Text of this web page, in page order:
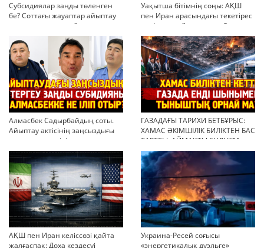
Субсидиялар заңды төленген
бе? Соттағы жауаптар айыптау
тұжырымдарын қайта қарауға
негіз бола ала ма?
Уақытша бітімнің соңы: АҚШ
пен Иран арасындағы текетірес
неліктен қайта ушықты?
Алмасбек Садырбайдың соты.
Айыптау актісінің заңсыздығы
мен қолдан өсірілген
миллиондар
ГАЗАДАҒЫ ТАРИХИ БЕТБҰРЫС:
ХАМАС ӘКІМШІЛІК БИЛІКТЕН БАС
ТАРТТЫ. АЙМАҚТЫ ЕНДІ КІМ
БАСҚАРАДЫ?
АҚШ пен Иран келіссөзі қайта
жалғаспақ: Доха кездесуі
Украина-Ресей соғысы
«энергетикалық дуэльге»